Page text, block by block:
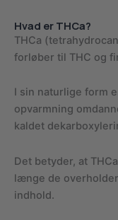
Hvad er THCa?
THCa
forløber til THC og
I sin naturlige form
opvarmning
kaldet
Det betyder, at
længe de
indhold.